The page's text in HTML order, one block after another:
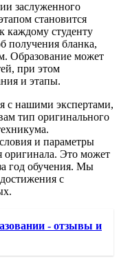
заслуженного
становится
каждому студенту
получения бланка,
Образование может
при этом
и этапы.
с нашими экспертами,
тип оригинального
и параметры
оригинала. Это может
год обучения. Мы
с
- отзывы и